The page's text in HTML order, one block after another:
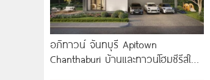
อภิทาวน์ จันทบุรี Apitown
Chanthaburi บ้านและทาวน์โฮมซีรีส์ใหม่